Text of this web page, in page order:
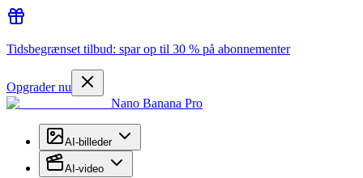
Tidsbegrænset tilbud: spar op til 30 % på abonnementer
Opgrader nu
Nano Banana Pro
AI-billeder
AI-video